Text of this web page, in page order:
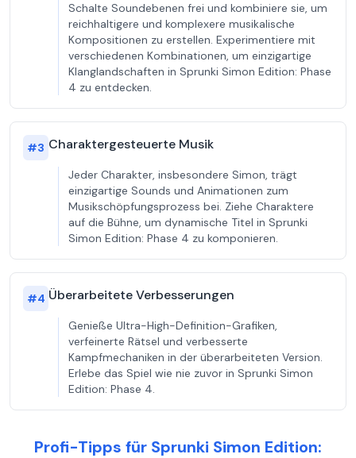
Schalte Soundebenen frei und kombiniere sie, um
reichhaltigere und komplexere musikalische
Kompositionen zu erstellen. Experimentiere mit
verschiedenen Kombinationen, um einzigartige
Klanglandschaften in Sprunki Simon Edition: Phase
4 zu entdecken.
#3 Charaktergesteuerte Musik
Jeder Charakter, insbesondere Simon, trägt
einzigartige Sounds und Animationen zum
Musikschöpfungsprozess bei. Ziehe Charaktere
auf die Bühne, um dynamische Titel in Sprunki
Simon Edition: Phase 4 zu komponieren.
#4 Überarbeitete Verbesserungen
Genieße Ultra-High-Definition-Grafiken,
verfeinerte Rätsel und verbesserte
Kampfmechaniken in der überarbeiteten Version.
Erlebe das Spiel wie nie zuvor in Sprunki Simon
Edition: Phase 4.
Profi-Tipps für Sprunki Simon Edition: